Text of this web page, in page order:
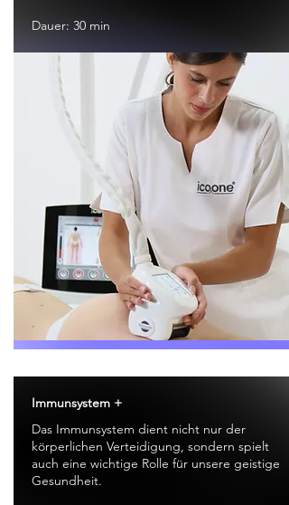
Dauer: 30 min
Immunsystem +
Das Immunsystem dient nicht nur der
körperlichen Verteidigung, sondern spielt
auch eine wichtige Rolle für unsere geistige
Gesundheit.